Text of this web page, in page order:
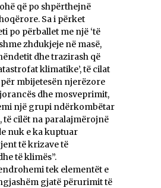
që po shpërthejnë
Sa i përket
po përballet me një ‘të
zhdukjeje në masë,
dhe trazirash që
klimatike’, të cilat
mbijetesën njerëzore
dhe mosveprimit,
një grupi ndërkombëtar
të cilët na paralajmërojnë
nuk e ka kuptuar
të krizave të
të klimës”.
tek elementët e
gjatë përurimit të